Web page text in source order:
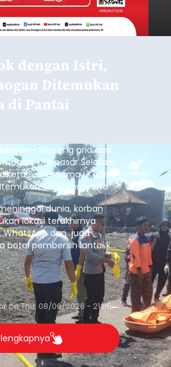
dengan Istri,
Ditemukan
di Pantai
- Seorang pria asal
Denpasar Selatan,
bernama I Kadek
tidak bernyawa di
Sukawati.
dunia, korban
lokasi terakhirnya
WhatsApp dan juga
botol pembersih lantai ke
onThu, 08/06/2026 - 21:06